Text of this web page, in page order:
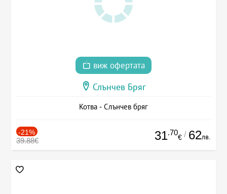
виж офертата
Слънчев Бряг
Котва - Слънчев бряг
-21%
39.88€ 31.70
€ / 62лв.